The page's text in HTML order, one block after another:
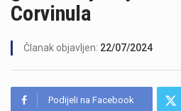
Corvinula
Članak objavljen: 22/07/2024
Podijeli na Facebook